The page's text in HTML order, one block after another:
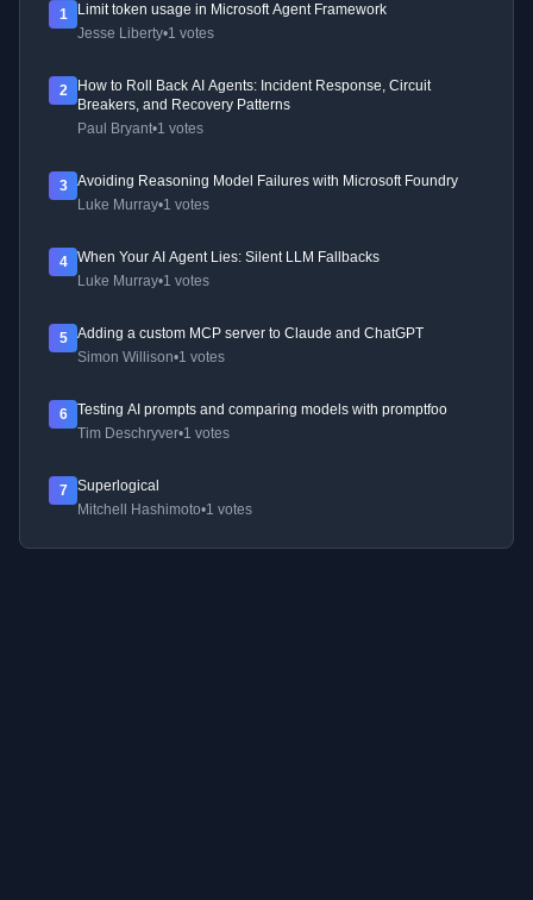
1
Limit token usage in Microsoft Agent Framework
Jesse Liberty•1 votes
2
How to Roll Back AI Agents: Incident Response, Circuit
Breakers, and Recovery Patterns
Paul Bryant•1 votes
3
Avoiding Reasoning Model Failures with Microsoft Foundry
Luke Murray•1 votes
4
When Your AI Agent Lies: Silent LLM Fallbacks
Luke Murray•1 votes
5
Adding a custom MCP server to Claude and ChatGPT
Simon Willison•1 votes
6
Testing AI prompts and comparing models with promptfoo
Tim Deschryver•1 votes
7
Superlogical
Mitchell Hashimoto•1 votes